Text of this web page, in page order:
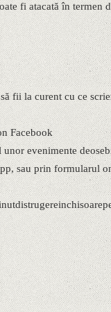
fi atacată în termen
fii la curent cu ce
Facebook
evenimente
sau prin formularul